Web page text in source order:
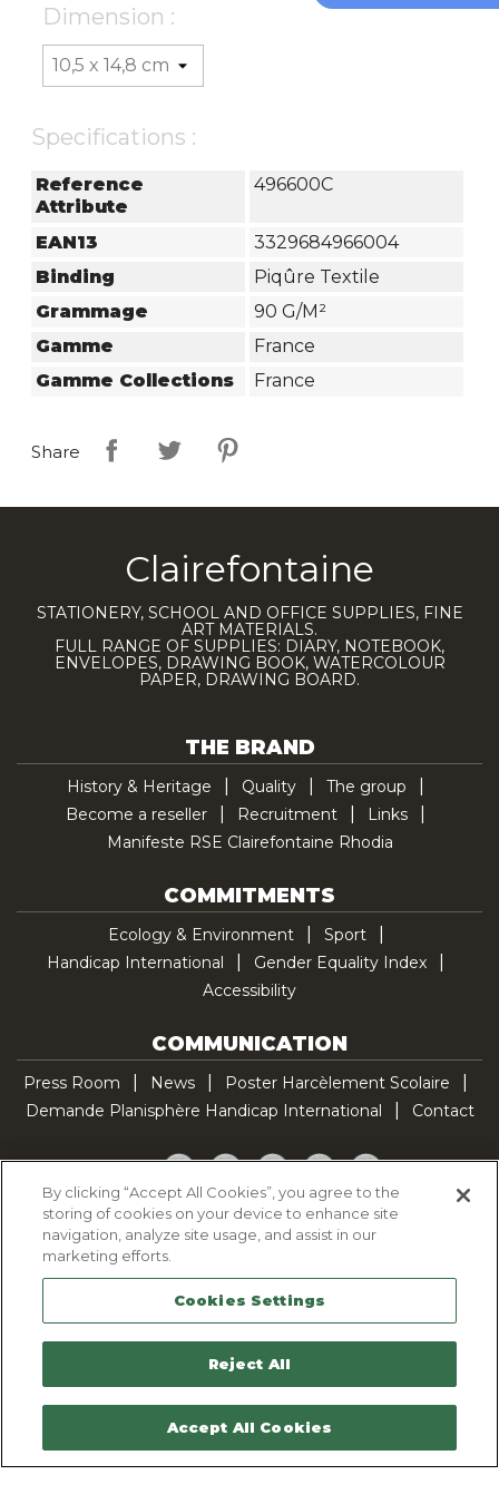
Dimension :
Specifications :
Reference
Attribute
496600C
EAN13
3329684966004
Binding
Piqûre Textile
Grammage
90 G/m²
Gamme
France
Gamme Collections
France
Share
Clairefontaine
STATIONERY, SCHOOL AND OFFICE SUPPLIES, FINE
ART MATERIALS.
FULL RANGE OF SUPPLIES: DIARY, NOTEBOOK,
ENVELOPES, DRAWING BOOK, WATERCOLOUR
PAPER, DRAWING BOARD.
THE BRAND
History & Heritage Quality
The group
Become a reseller
Recruitment
Links
Manifeste RSE Clairefontaine Rhodia
COMMITMENTS
Ecology & Environment
Sport
Handicap International
Gender Equality Index
Accessibility
COMMUNICATION
Press Room News
Poster Harcèlement Scolaire
Demande Planisphère Handicap International
Contact
Facebook
TwitterYouTubePinterestTikTok
Cookie Policy
Legal Notice
Sitemap
Contactez-nous
By clicking “Accept All Cookies”, you agree to the
storing of cookies on your device to enhance site
navigation, analyze site usage, and assist in our
marketing efforts.
Cookies Settings
Reject All
Accept All Cookies